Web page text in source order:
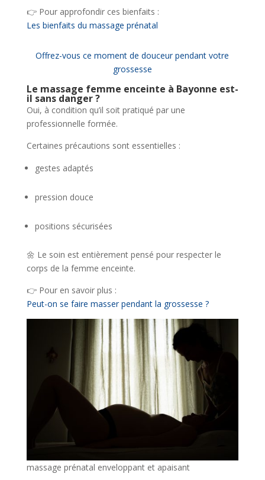
👉 Pour approfondir ces bienfaits :
Les bienfaits du massage prénatal
Offrez-vous ce moment de douceur pendant votre
grossesse
Le massage femme enceinte à Bayonne est-
il sans danger ?
Oui, à condition qu’il soit pratiqué par une
professionnelle formée.
Certaines précautions sont essentielles :
gestes adaptés
pression douce
positions sécurisées
🌼 Le soin est entièrement pensé pour respecter le
corps de la femme enceinte.
👉 Pour en savoir plus :
Peut-on se faire masser pendant la grossesse ?
massage prénatal enveloppant et apaisant